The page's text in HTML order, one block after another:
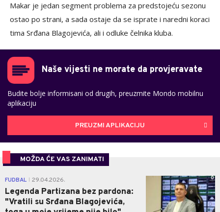
Makar je jedan segment problema za predstojeću sezonu
ostao po strani, a sada ostaje da se isprate i naredni koraci
tima Srđana Blagojevića, ali i odluke čelnika kluba.
Naše vijesti ne morate da provjeravate
Budite bolje informisani od drugih, preuzmite Mondo mobilnu
aplikaciju
PREUZMI APLIKACIJU
MOŽDA ĆE VAS ZANIMATI
FUDBAL 29.04.2026.
Legenda Partizana bez pardona:
"Vratili su Srđana Blagojevića,
0